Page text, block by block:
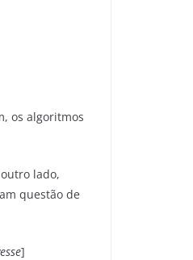
os algoritmos
lado,
questão de
]